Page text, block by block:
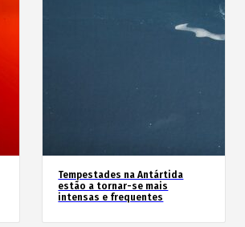
Tempestades na Antártida
estão a tornar-se mais
intensas e frequentes